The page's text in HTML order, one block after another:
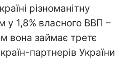
різноманітну
у 1,8% власного ВВП –
вона займає третє
партнерів України